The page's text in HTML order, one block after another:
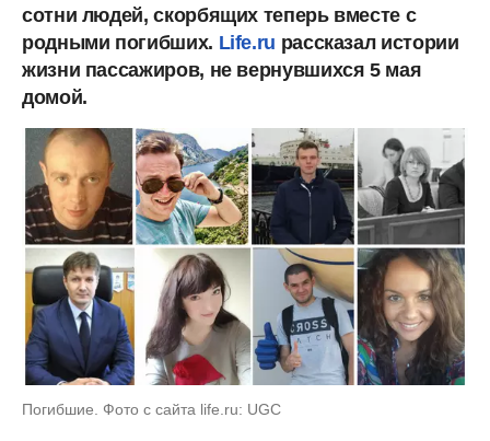
сотни людей, скорбящих теперь вместе с
родными погибших. Life.ru рассказал истории
жизни пассажиров, не вернувшихся 5 мая
домой.
Погибшие. Фото с сайта life.ru: UGC